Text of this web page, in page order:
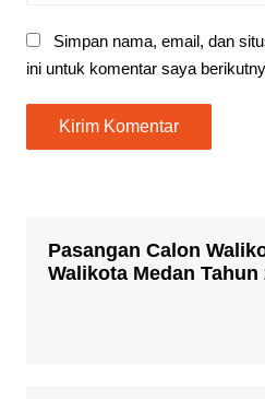
Simpan nama, email, dan
ini untuk komentar saya
Pasangan Calon
Walikota Medan Tahun